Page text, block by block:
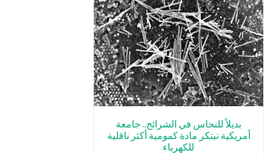
بديلاً للنحاس في الشرائح.. جامعة
أمريكية تبتكر مادة كمومية أكثر ناقلية
للكهرباء